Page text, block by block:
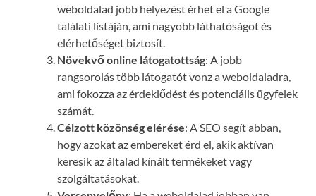
weboldalad jobb helyezést érhet el a Google
találati listáján, ami nagyobb láthatóságot és
elérhetőséget biztosít.
Növekvő online látogatottság: A jobb
rangsorolás több látogatót vonz a weboldaladra,
ami fokozza az érdeklődést és potenciális ügyfelek
számát.
Célzott közönség elérése: A SEO segít abban,
hogy azokat az embereket érd el, akik aktívan
keresik az általad kínált termékeket vagy
szolgáltatásokat.